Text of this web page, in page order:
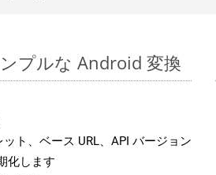
プルな Android 変換
ト、ベース URL、API バージョン
化します